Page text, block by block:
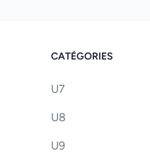
CATÉGORIES
U7
U8
U9